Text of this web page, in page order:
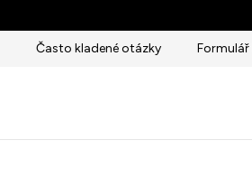
na
obsahČasto kladené otázky Formulář